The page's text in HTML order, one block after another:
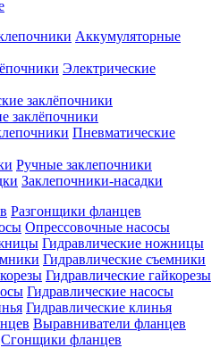
Аккумуляторные
Электрические
заклёпочники
Пневматические
Ручные заклепочники
Заклепочники-насадки
Разгонщики фланцев
Опрессовочные насосы
Гидравлические ножницы
Гидравлические съемники
Гидравлические гайкорезы
Гидравлические насосы
Гидравлические клинья
Выравниватели фланцев
Сгонщики фланцев